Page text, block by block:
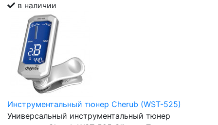
в наличии
Инструментальный тюнер Cherub (WST-525)
Универсальный инструментальный тюнер